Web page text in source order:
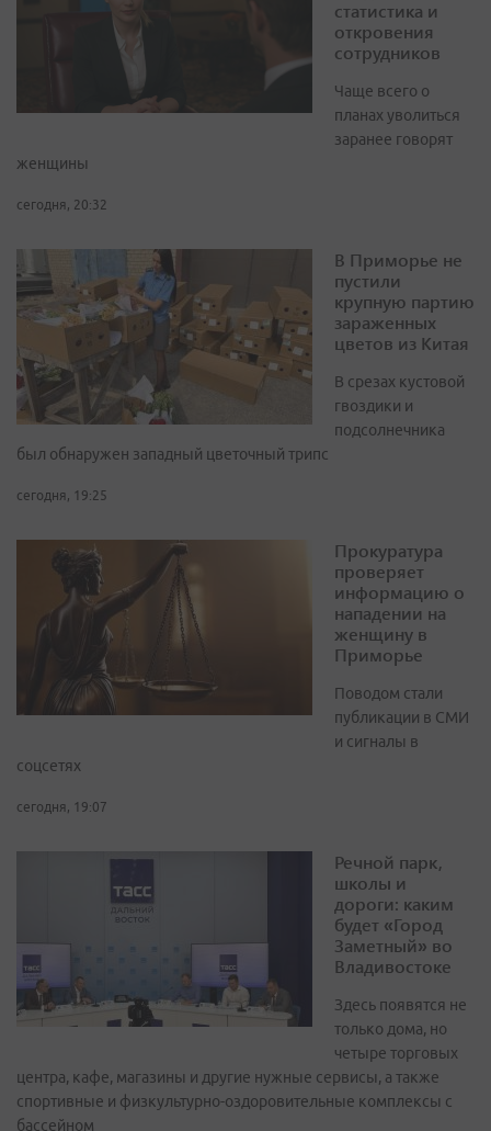
статистика и
откровения
сотрудников
Чаще всего о
планах уволиться
заранее говорят
женщины
сегодня, 20:32
В Приморье не
пустили
крупную партию
зараженных
цветов из Китая
В срезах кустовой
гвоздики и
подсолнечника
был обнаружен западный цветочный трипс
сегодня, 19:25
Прокуратура
проверяет
информацию о
нападении на
женщину в
Приморье
Поводом стали
публикации в СМИ
и сигналы в
соцсетях
сегодня, 19:07
Речной парк,
школы и
дороги: каким
будет «Город
Заметный» во
Владивостоке
Здесь появятся не
только дома, но
четыре торговых
центра, кафе, магазины и другие нужные сервисы, а также
спортивные и физкультурно-оздоровительные комплексы с
бассейном